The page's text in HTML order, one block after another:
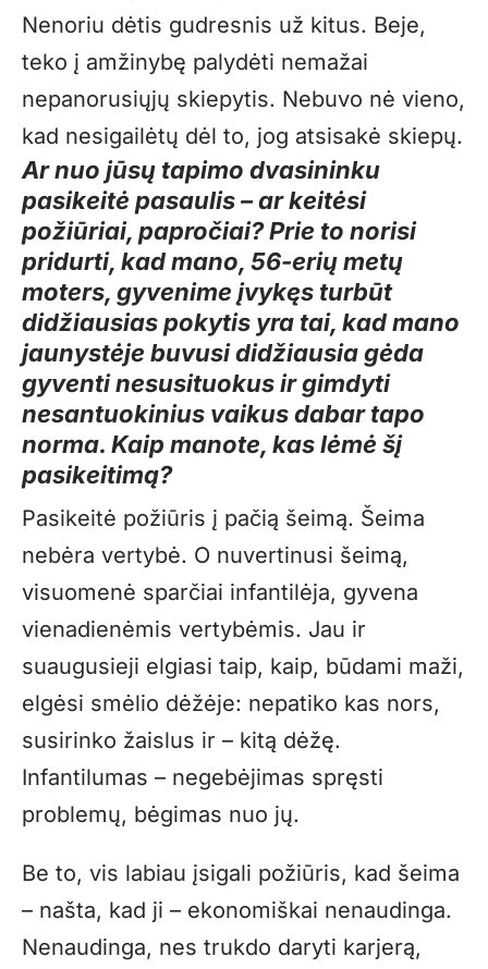
Nenoriu dėtis gudresnis už kitus. Beje,
teko į amžinybę palydėti nemažai
nepanorusiųjų skiepytis. Nebuvo nė vieno,
kad nesigailėtų dėl to, jog atsisakė skiepų.
Ar nuo jūsų tapimo dvasininku
pasikeitė pasaulis – ar keitėsi
požiūriai, papročiai? Prie to norisi
pridurti, kad mano, 56-erių metų
moters, gyvenime įvykęs turbūt
didžiausias pokytis yra tai, kad mano
jaunystėje buvusi didžiausia gėda
gyventi nesusituokus ir gimdyti
nesantuokinius vaikus dabar tapo
norma. Kaip manote, kas lėmė šį
pasikeitimą?
Pasikeitė požiūris į pačią šeimą. Šeima
nebėra vertybė. O nuvertinusi šeimą,
visuomenė sparčiai infantilėja, gyvena
vienadienėmis vertybėmis. Jau ir
suaugusieji elgiasi taip, kaip, būdami maži,
elgėsi smėlio dėžėje: nepatiko kas nors,
susirinko žaislus ir – kitą dėžę.
Infantilumas – negebėjimas spręsti
problemų, bėgimas nuo jų.
Be to, vis labiau įsigali požiūris, kad šeima
– našta, kad ji – ekonomiškai nenaudinga.
Nenaudinga, nes trukdo daryti karjerą,